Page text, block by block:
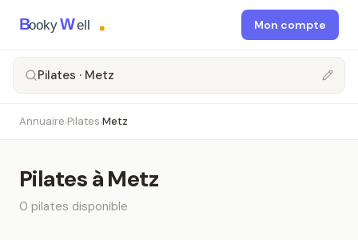
BookyWell Mon compte
Pilates · Metz
Annuaire›Pilates›Metz
PilatesàMetz
0 pilates disponible